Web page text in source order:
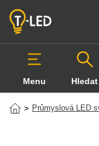
Menu Hledat
Hledat v produktech
> Průmyslová LED